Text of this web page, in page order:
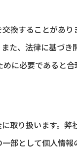
換することがあり
た、法律に基づき
に必要であると合
取り扱います。弊
部として個人情報